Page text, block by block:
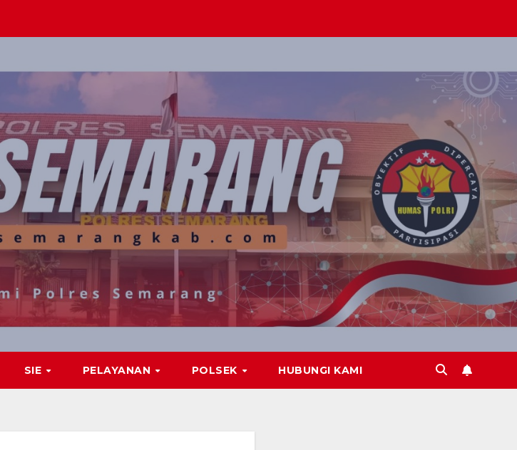
SIE PELAYANAN POLSEK HUBUNGI KAMI